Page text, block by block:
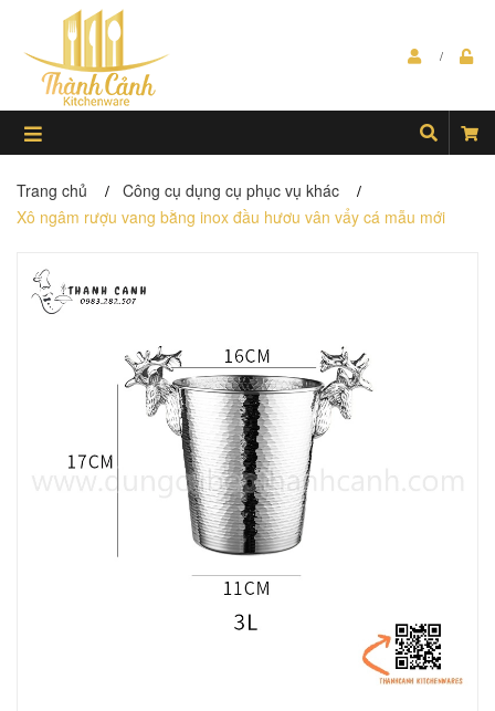
Trang chủ / Công cụ dụng cụ phục vụ khác /
Xô ngâm rượu vang bằng inox đầu hươu vân vẩy cá mẫu mới